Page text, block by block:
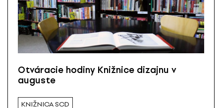
Otváracie hodiny Knižnice dizajnu v
auguste
KNIŽNICA SCD